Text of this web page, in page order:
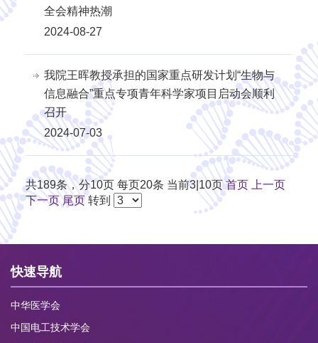
全会精神热潮
2024-08-27
我院王晖教授承担的国家重点研发计划“生物与
信息融合”重点专项青年科学家项目启动会顺利
召开
2024-07-03
共189条，分10页 每页20条 当前3|10页首页
上一页
下一页 尾页转到
快速导航
中华医学会
中国电工技术学会